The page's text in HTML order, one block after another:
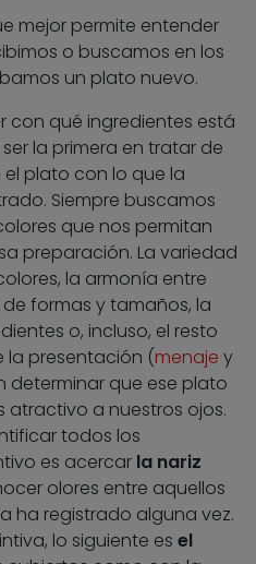
mejor permite entender
o buscamos en los
un plato nuevo.
con qué ingredientes está
la primera en tratar de
plato con lo que la
Siempre buscamos
que nos permitan
preparación. La variedad
la armonía entre
formas y tamaños, la
o, incluso, el resto
la presentación (menaje y
determinar que ese plato
atractivo a nuestros ojos.
todos los
es acercar la nariz
olores entre aquellos
ha registrado alguna vez.
lo siguiente es el